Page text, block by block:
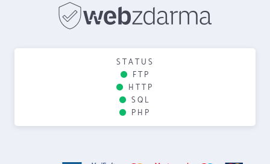
STATUS
FTP
HTTP
SQL
PHP